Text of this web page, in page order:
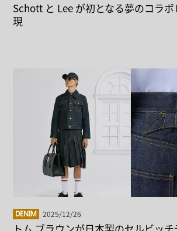
Schott と Lee が初となる夢のコラ
現
DENIM 2025/12/26
トム ブラウンが日本製のセルビッ